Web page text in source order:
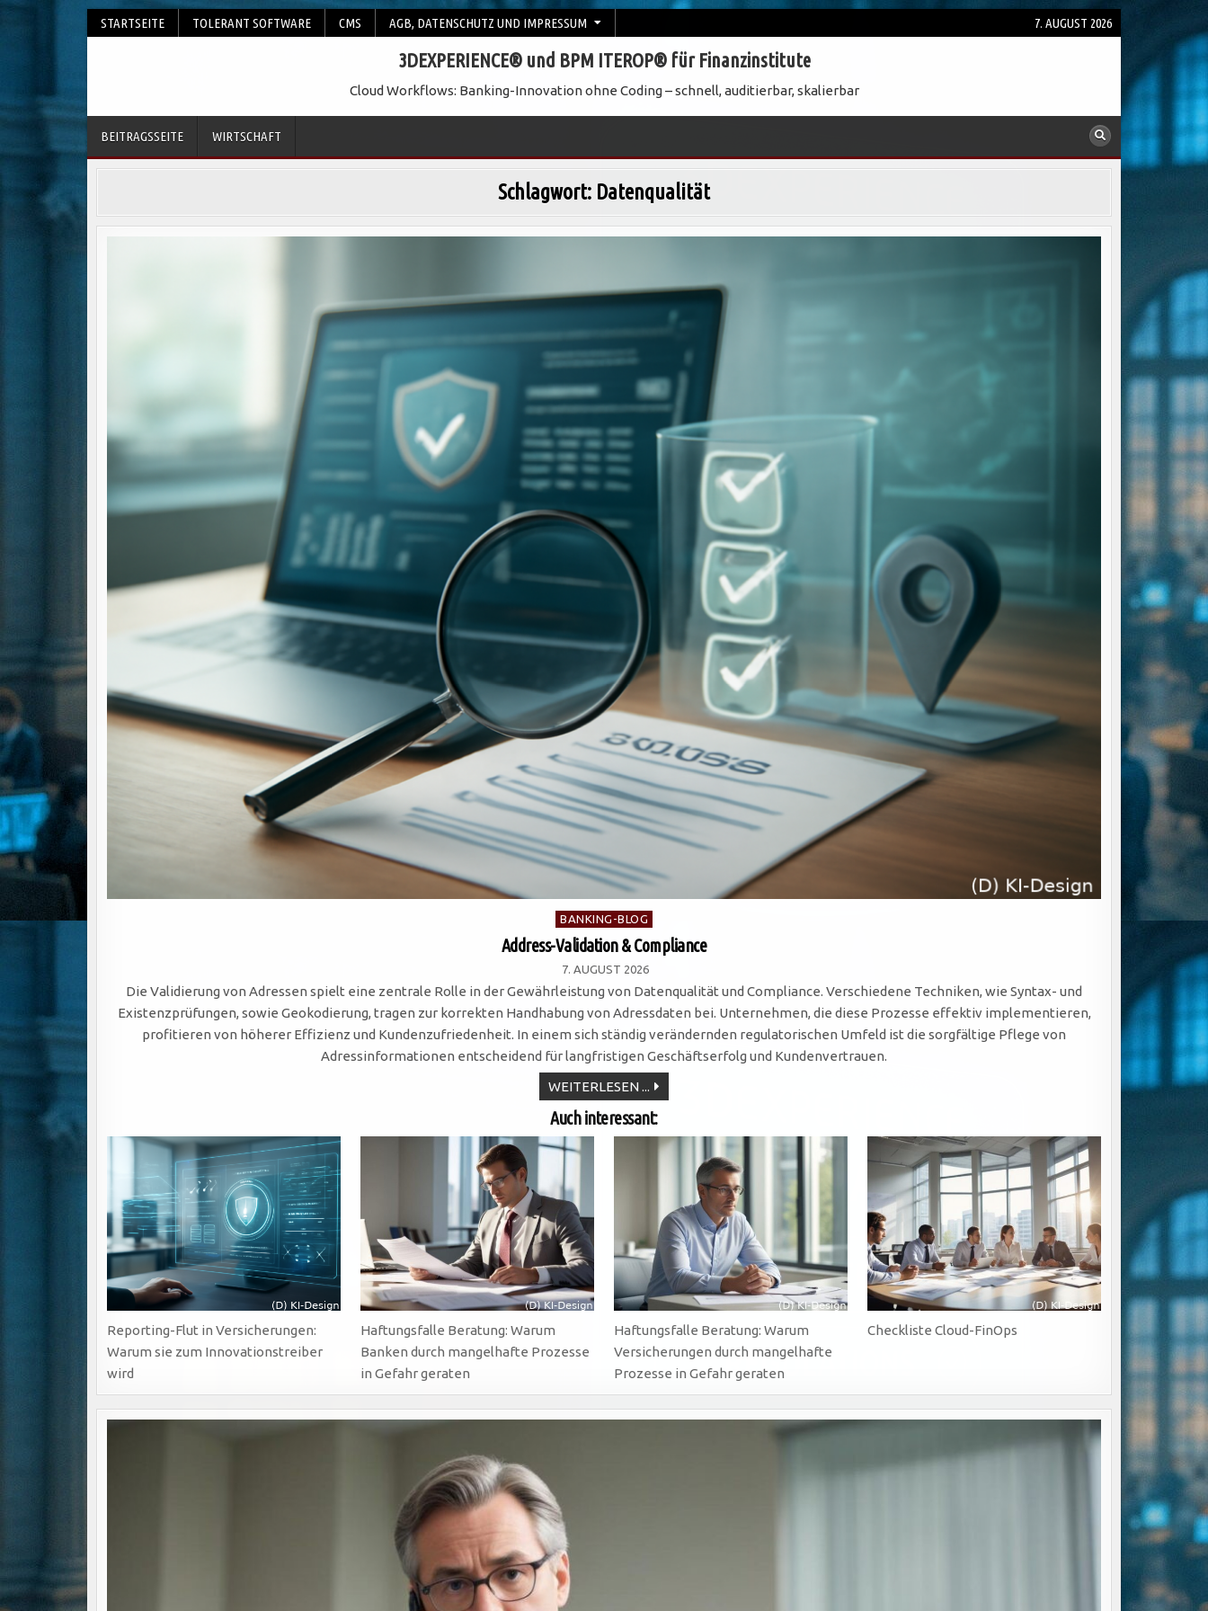
STARTSEITE TOLERANT SOFTWARE CMS AGB, DATENSCHUTZ UND IMPRESSUM 7. AUGUST 2026
3DEXPERIENCE® und BPM ITEROP® für Finanzinstitute
Cloud Workflows: Banking-Innovation ohne Coding – schnell, auditierbar, skalierbar
BEITRAGSSEITE WIRTSCHAFT
Schlagwort: Datenqualität
Posted
in
BANKING-BLOG
Address-Validation & Compliance
7. AUGUST 2026
Die Validierung von Adressen spielt eine zentrale Rolle in der Gewährleistung von Datenqualität und Compliance. Verschiedene Techniken, wie Syntax- und
Existenzprüfungen, sowie Geokodierung, tragen zur korrekten Handhabung von Adressdaten bei. Unternehmen, die diese Prozesse effektiv implementieren,
profitieren von höherer Effizienz und Kundenzufriedenheit. In einem sich ständig verändernden regulatorischen Umfeld ist die sorgfältige Pflege von
Adressinformationen entscheidend für langfristigen Geschäftserfolg und Kundenvertrauen.
WEITERLESEN ... ADDRESS-
VALIDATION
&
COMPLIANCE
Auch interessant:
Reporting-Flut in Versicherungen:
Warum sie zum Innovationstreiber
wird
Haftungsfalle Beratung: Warum
Banken durch mangelhafte Prozesse
in Gefahr geraten
Haftungsfalle Beratung: Warum
Versicherungen durch mangelhafte
Prozesse in Gefahr geraten
Checkliste Cloud-FinOps